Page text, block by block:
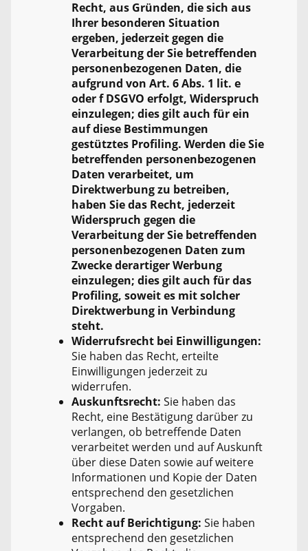
Recht, aus Gründen, die sich aus
Ihrer besonderen Situation
ergeben, jederzeit gegen die
Verarbeitung der Sie betreffenden
personenbezogenen Daten, die
aufgrund von Art. 6 Abs. 1 lit. e
oder f DSGVO erfolgt, Widerspruch
einzulegen; dies gilt auch für ein
auf diese Bestimmungen
gestütztes Profiling. Werden die Sie
betreffenden personenbezogenen
Daten verarbeitet, um
Direktwerbung zu betreiben,
haben Sie das Recht, jederzeit
Widerspruch gegen die
Verarbeitung der Sie betreffenden
personenbezogenen Daten zum
Zwecke derartiger Werbung
einzulegen; dies gilt auch für das
Profiling, soweit es mit solcher
Direktwerbung in Verbindung
steht.
Widerrufsrecht bei Einwilligungen:
Sie haben das Recht, erteilte
Einwilligungen jederzeit zu
widerrufen.
Auskunftsrecht: Sie haben das
Recht, eine Bestätigung darüber zu
verlangen, ob betreffende Daten
verarbeitet werden und auf Auskunft
über diese Daten sowie auf weitere
Informationen und Kopie der Daten
entsprechend den gesetzlichen
Vorgaben.
Recht auf Berichtigung: Sie haben
entsprechend den gesetzlichen